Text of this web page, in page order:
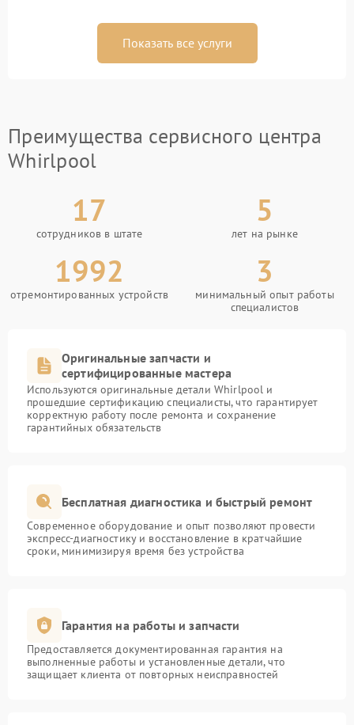
Показать все услуги
Преимущества сервисного центра
Whirlpool
17
сотрудников в штате
5
лет на рынке
1992
отремонтированных устройств
3
минимальный опыт работы
специалистов
Оригинальные запчасти и
сертифицированные мастера
Используются оригинальные детали Whirlpool и
прошедшие сертификацию специалисты, что гарантирует
корректную работу после ремонта и сохранение
гарантийных обязательств
Бесплатная диагностика и быстрый ремонт
Современное оборудование и опыт позволяют провести
экспресс-диагностику и восстановление в кратчайшие
сроки, минимизируя время без устройства
Гарантия на работы и запчасти
Предоставляется документированная гарантия на
выполненные работы и установленные детали, что
защищает клиента от повторных неисправностей